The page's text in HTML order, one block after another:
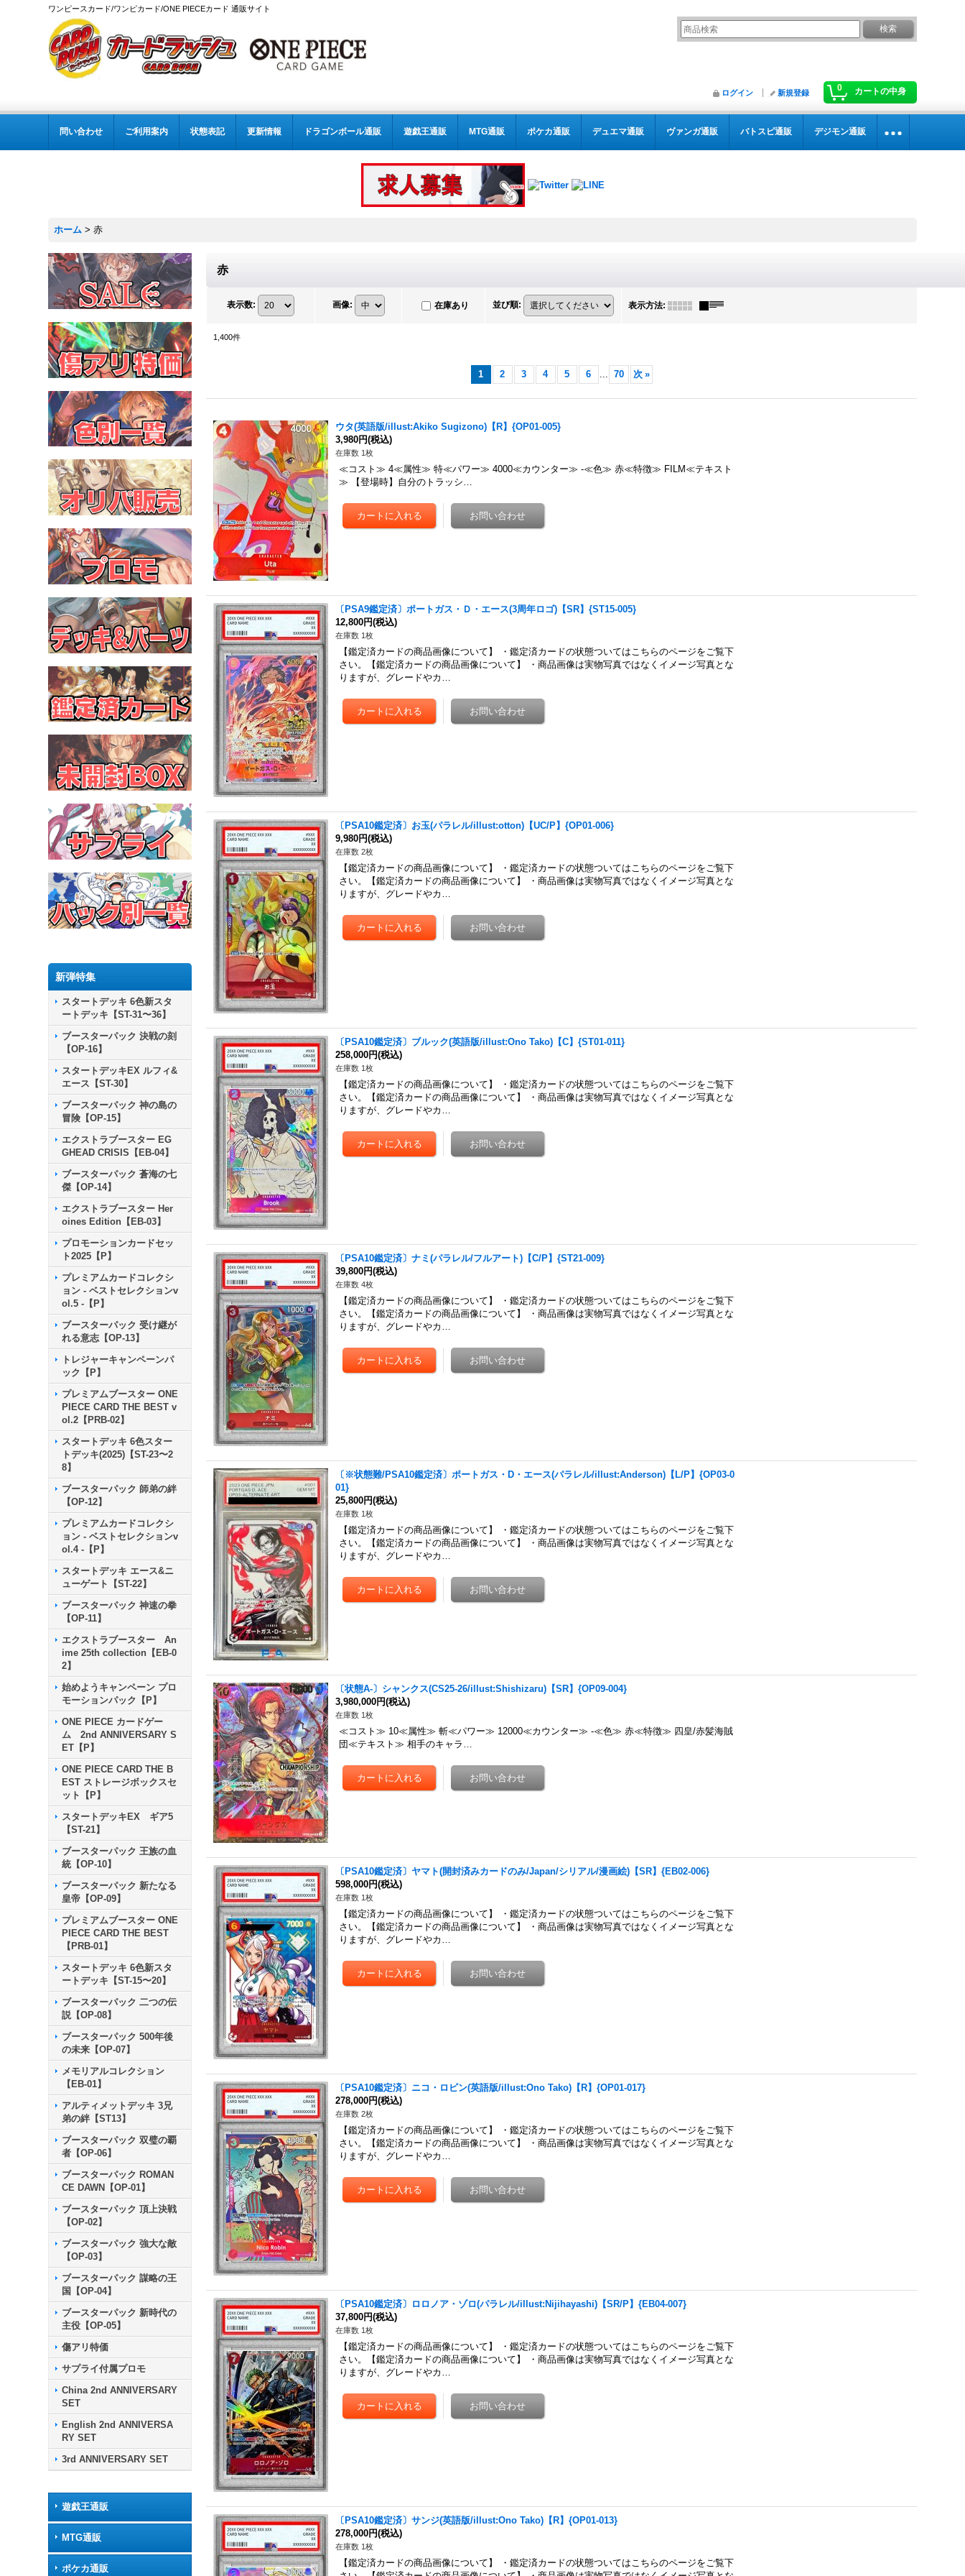
ワンピースカード/ワンピカード/ONE PIECEカード 通販サイト
0 カートの中身
ログイン 新規登録
問い合わせ ご利用案内 状態表記 更新情報 ドラゴンボール通販 遊戯王通販 MTG通販 ポケカ通販 デュエマ通販 ヴァンガ通販 バトスピ通販 デジモン通販
ホーム > 赤
新弾特集
スタートデッキ 6色新スタ
ートデッキ【ST-31〜36】
ブースターパック 決戦の刻
【OP-16】
スタートデッキEX ルフィ&
エース【ST-30】
ブースターパック 神の島の
冒険【OP-15】
エクストラブースター EG
GHEAD CRISIS【EB-04】
ブースターパック 蒼海の七
傑【OP-14】
エクストラブースター Her
oines Edition【EB-03】
プロモーションカードセッ
ト2025【P】
プレミアムカードコレクシ
ョン - ベストセレクションv
ol.5 -【P】
ブースターパック 受け継が
れる意志【OP-13】
トレジャーキャンペーンパ
ック【P】
プレミアムブースター ONE
PIECE CARD THE BEST v
ol.2【PRB-02】
スタートデッキ 6色スター
トデッキ(2025)【ST-23〜2
8】
ブースターパック 師弟の絆
【OP-12】
プレミアムカードコレクシ
ョン - ベストセレクションv
ol.4 -【P】
スタートデッキ エース&ニ
ューゲート【ST-22】
ブースターパック 神速の拳
【OP-11】
エクストラブースター An
ime 25th collection【EB-0
2】
始めようキャンペーン プロ
モーションパック【P】
ONE PIECE カードゲー
ム 2nd ANNIVERSARY S
ET【P】
ONE PIECE CARD THE B
EST ストレージボックスセ
ット【P】
スタートデッキEX ギア5
【ST-21】
ブースターパック 王族の血
統【OP-10】
ブースターパック 新たなる
皇帝【OP-09】
プレミアムブースター ONE
PIECE CARD THE BEST
【PRB-01】
スタートデッキ 6色新スタ
ートデッキ【ST-15〜20】
ブースターパック 二つの伝
説【OP-08】
ブースターパック 500年後
の未来【OP-07】
メモリアルコレクション
【EB-01】
アルティメットデッキ 3兄
弟の絆【ST13】
ブースターパック 双璧の覇
者【OP-06】
ブースターパック ROMAN
CE DAWN【OP-01】
ブースターパック 頂上決戦
【OP-02】
ブースターパック 強大な敵
【OP-03】
ブースターパック 謀略の王
国【OP-04】
ブースターパック 新時代の
主役【OP-05】
傷アリ特価
サプライ付属プロモ
China 2nd ANNIVERSARY
SET
English 2nd ANNIVERSA
RY SET
3rd ANNIVERSARY SET
遊戯王通販
MTG通販
ポケカ通販
赤
表示数: 画像: 在庫あり 並び順: 表示方法:
1,400件
1 2 3 4 5 6 ... 70 次 »
ウタ(英語版/illust:Akiko Sugizono)【R】{OP01-005}
3,980円(税込)
在庫数 1枚
≪コスト≫ 4≪属性≫ 特≪パワー≫ 4000≪カウンター≫ -≪色≫ 赤≪特徴≫ FILM≪テキスト
≫ 【登場時】自分のトラッシ…
〔PSA9鑑定済〕ポートガス・Ｄ・エース(3周年ロゴ)【SR】{ST15-005}
12,800円(税込)
在庫数 1枚
【鑑定済カードの商品画像について】 ・鑑定済カードの状態ついてはこちらのページをご覧下
さい。【鑑定済カードの商品画像について】 ・商品画像は実物写真ではなくイメージ写真とな
りますが、グレードやカ…
〔PSA10鑑定済〕お玉(パラレル/illust:otton)【UC/P】{OP01-006}
9,980円(税込)
在庫数 2枚
【鑑定済カードの商品画像について】 ・鑑定済カードの状態ついてはこちらのページをご覧下
さい。【鑑定済カードの商品画像について】 ・商品画像は実物写真ではなくイメージ写真とな
りますが、グレードやカ…
〔PSA10鑑定済〕ブルック(英語版/illust:Ono Tako)【C】{ST01-011}
258,000円(税込)
在庫数 1枚
【鑑定済カードの商品画像について】 ・鑑定済カードの状態ついてはこちらのページをご覧下
さい。【鑑定済カードの商品画像について】 ・商品画像は実物写真ではなくイメージ写真とな
りますが、グレードやカ…
〔PSA10鑑定済〕ナミ(パラレル/フルアート)【C/P】{ST21-009}
39,800円(税込)
在庫数 4枚
【鑑定済カードの商品画像について】 ・鑑定済カードの状態ついてはこちらのページをご覧下
さい。【鑑定済カードの商品画像について】 ・商品画像は実物写真ではなくイメージ写真とな
りますが、グレードやカ…
〔※状態難/PSA10鑑定済〕ポートガス・D・エース(パラレル/illust:Anderson)【L/P】{OP03-0
01}
25,800円(税込)
在庫数 1枚
【鑑定済カードの商品画像について】 ・鑑定済カードの状態ついてはこちらのページをご覧下
さい。【鑑定済カードの商品画像について】 ・商品画像は実物写真ではなくイメージ写真とな
りますが、グレードやカ…
〔状態A-〕シャンクス(CS25-26/illust:Shishizaru)【SR】{OP09-004}
3,980,000円(税込)
在庫数 1枚
≪コスト≫ 10≪属性≫ 斬≪パワー≫ 12000≪カウンター≫ -≪色≫ 赤≪特徴≫ 四皇/赤髪海賊
団≪テキスト≫ 相手のキャラ…
〔PSA10鑑定済〕ヤマト(開封済みカードのみ/Japan/シリアル/漫画絵)【SR】{EB02-006}
598,000円(税込)
在庫数 1枚
【鑑定済カードの商品画像について】 ・鑑定済カードの状態ついてはこちらのページをご覧下
さい。【鑑定済カードの商品画像について】 ・商品画像は実物写真ではなくイメージ写真とな
りますが、グレードやカ…
〔PSA10鑑定済〕ニコ・ロビン(英語版/illust:Ono Tako)【R】{OP01-017}
278,000円(税込)
在庫数 2枚
【鑑定済カードの商品画像について】 ・鑑定済カードの状態ついてはこちらのページをご覧下
さい。【鑑定済カードの商品画像について】 ・商品画像は実物写真ではなくイメージ写真とな
りますが、グレードやカ…
〔PSA10鑑定済〕ロロノア・ゾロ(パラレル/illust:Nijihayashi)【SR/P】{EB04-007}
37,800円(税込)
在庫数 1枚
【鑑定済カードの商品画像について】 ・鑑定済カードの状態ついてはこちらのページをご覧下
さい。【鑑定済カードの商品画像について】 ・商品画像は実物写真ではなくイメージ写真とな
りますが、グレードやカ…
〔PSA10鑑定済〕サンジ(英語版/illust:Ono Tako)【R】{OP01-013}
278,000円(税込)
在庫数 1枚
【鑑定済カードの商品画像について】 ・鑑定済カードの状態ついてはこちらのページをご覧下